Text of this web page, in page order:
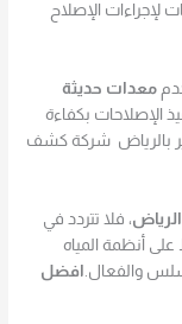
لإجراءات الإصلاح
معدات حديثة
الإصلاحات بكفاءة
بالرياض شركة كشف
، فلا تتردد في
أنظمة المياه
والفعال. افضل